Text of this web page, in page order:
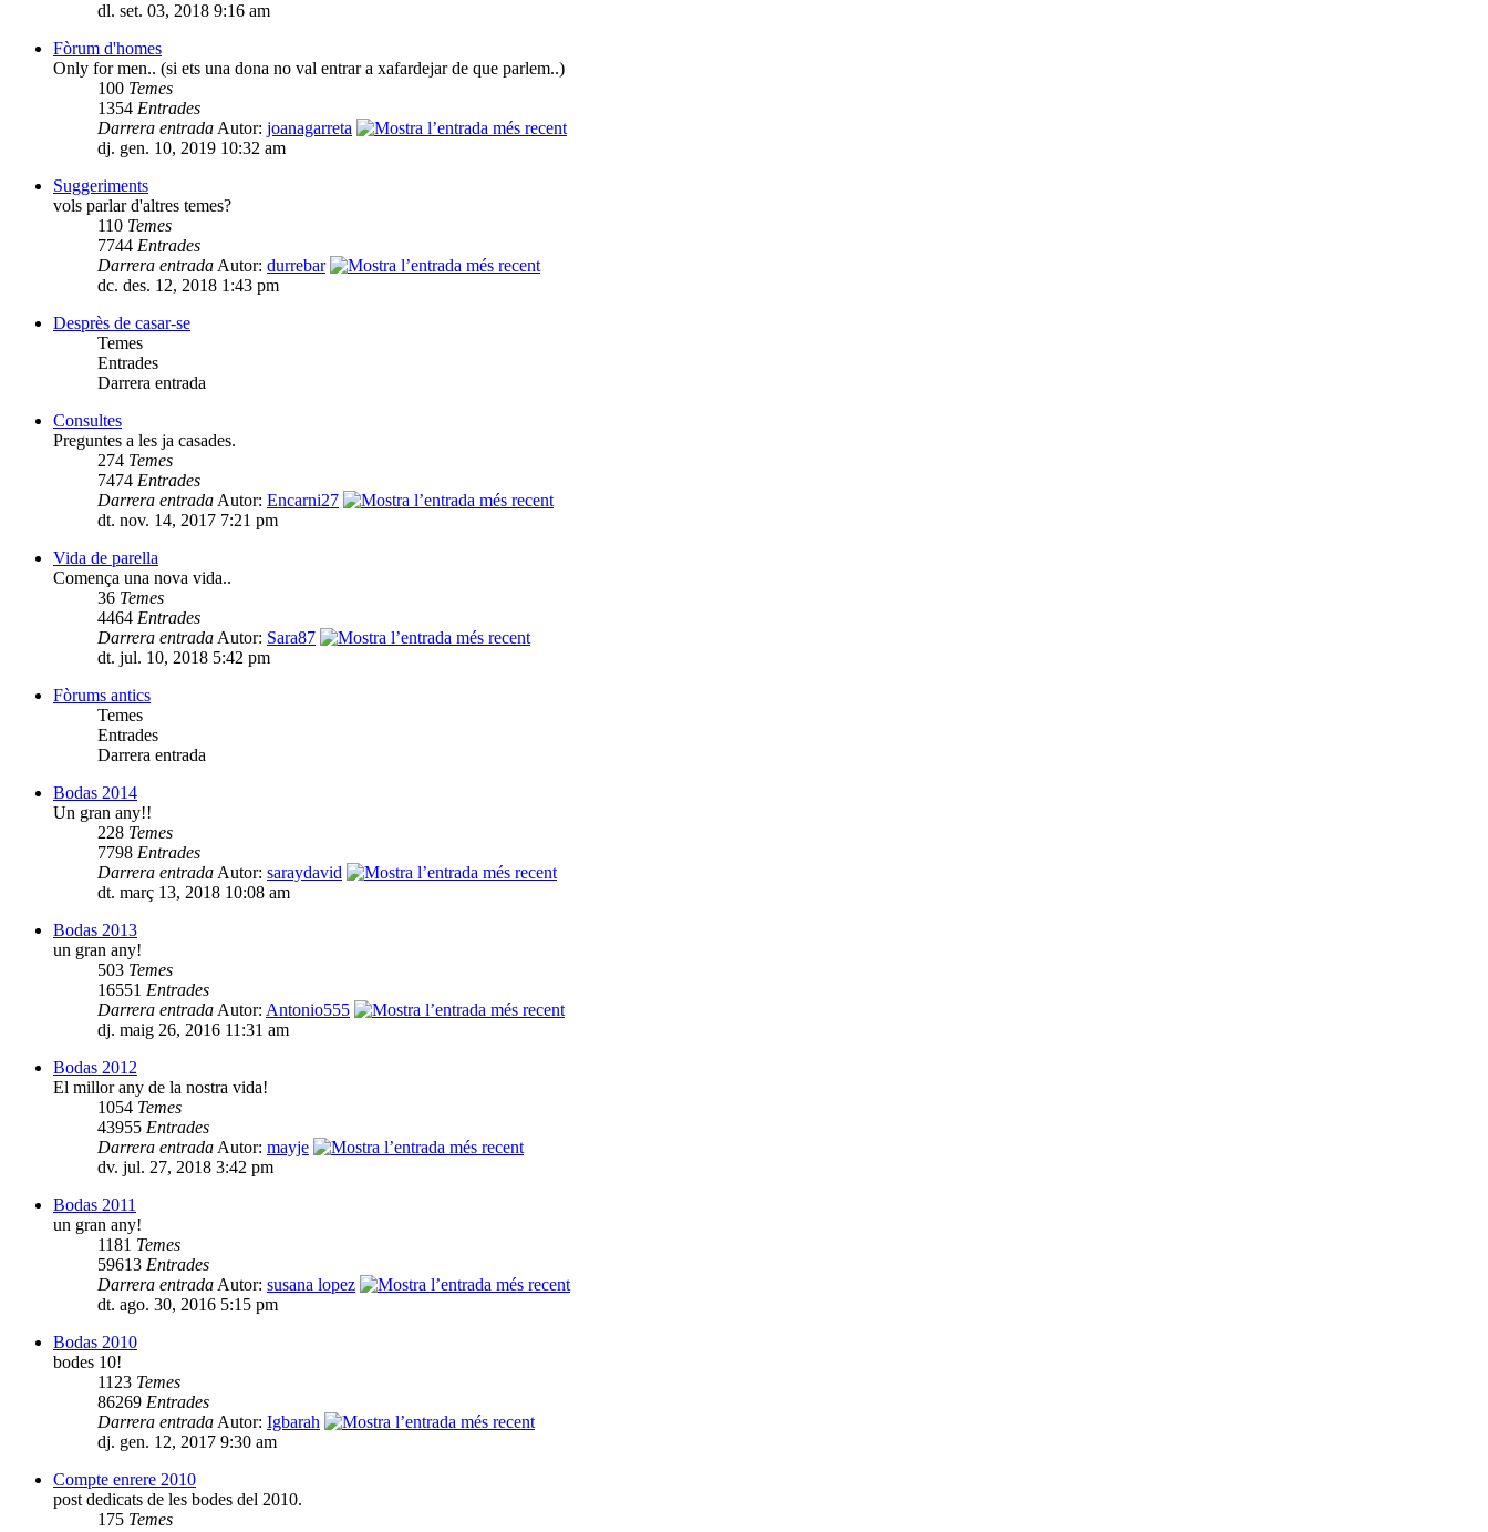
dl. set. 03, 2018 9:16 am
Fòrum d'homes
Only for men.. (si ets una dona no val entrar a xafardejar de que parlem..)
100 Temes
1354 Entrades
Darrera entrada Autor: joanagarreta
dj. gen. 10, 2019 10:32 am
Suggeriments
vols parlar d'altres temes?
110 Temes
7744 Entrades
Darrera entrada Autor: durrebar
dc. des. 12, 2018 1:43 pm
Desprès de casar-se
Temes
Entrades
Darrera entrada
Consultes
Preguntes a les ja casades.
274 Temes
7474 Entrades
Darrera entrada Autor: Encarni27
dt. nov. 14, 2017 7:21 pm
Vida de parella
Comença una nova vida..
36 Temes
4464 Entrades
Darrera entrada Autor: Sara87
dt. jul. 10, 2018 5:42 pm
Fòrums antics
Temes
Entrades
Darrera entrada
Bodas 2014
Un gran any!!
228 Temes
7798 Entrades
Darrera entrada Autor: saraydavid
dt. març 13, 2018 10:08 am
Bodas 2013
un gran any!
503 Temes
16551 Entrades
Darrera entrada Autor: Antonio555
dj. maig 26, 2016 11:31 am
Bodas 2012
El millor any de la nostra vida!
1054 Temes
43955 Entrades
Darrera entrada Autor: mayje
dv. jul. 27, 2018 3:42 pm
Bodas 2011
un gran any!
1181 Temes
59613 Entrades
Darrera entrada Autor: susana lopez
dt. ago. 30, 2016 5:15 pm
Bodas 2010
bodes 10!
1123 Temes
86269 Entrades
Darrera entrada Autor: Igbarah
dj. gen. 12, 2017 9:30 am
Compte enrere 2010
post dedicats de les bodes del 2010.
175 Temes